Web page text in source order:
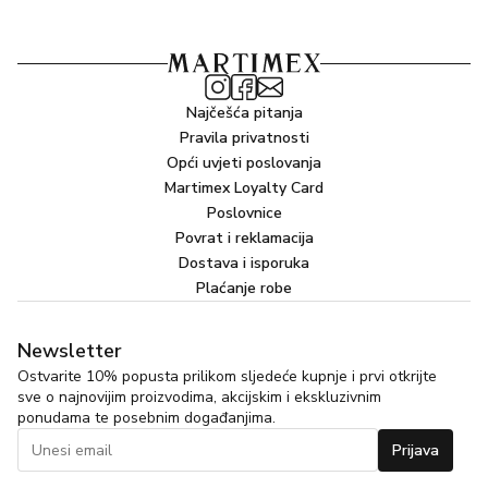
Najčešća pitanja
Pravila privatnosti
Opći uvjeti poslovanja
Martimex Loyalty Card
Poslovnice
Povrat i reklamacija
Dostava i isporuka
Plaćanje robe
Newsletter
Ostvarite 10% popusta prilikom sljedeće kupnje i prvi otkrijte
sve o najnovijim proizvodima, akcijskim i ekskluzivnim
ponudama te posebnim događanjima.
Prijava